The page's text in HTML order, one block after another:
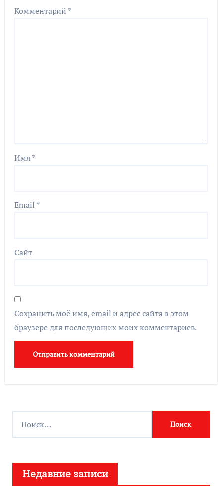
Комментарий *
Имя*
Email *
Сайт
Сохранить моё имя, email и адрес сайта в этом
браузере для последующих моих комментариев.
:
Недавние записи